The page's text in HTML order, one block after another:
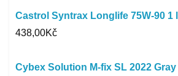
Castrol Syntrax Longlife 75W-90 1 l
438,00Kč
Cybex Solution M-fix SL 2022